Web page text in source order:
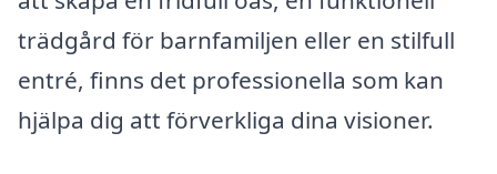
trädgård för barnfamiljen eller en stilfull
entré, finns det professionella som kan
hjälpa dig att förverkliga dina visioner.